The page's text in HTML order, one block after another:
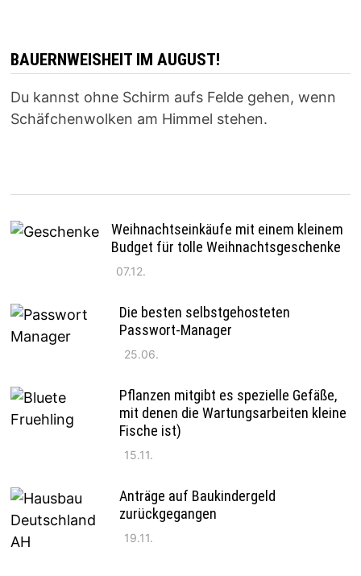
BAUERNWEISHEIT IM AUGUST!
Du kannst ohne Schirm aufs Felde gehen, wenn
Schäfchenwolken am Himmel stehen.
Weihnachtseinkäufe mit einem kleinem
Budget für tolle Weihnachtsgeschenke
07.12.
Die besten selbstgehosteten
Passwort-Manager
25.06.
Pflanzen mitgibt es spezielle Gefäße,
mit denen die Wartungsarbeiten kleine
Fische ist)
15.11.
Anträge auf Baukindergeld
zurückgegangen
19.11.